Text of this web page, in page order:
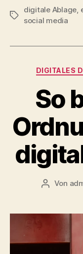
Schlagwörter
digitale Ablage,
social media
DIGITALES
So
Von